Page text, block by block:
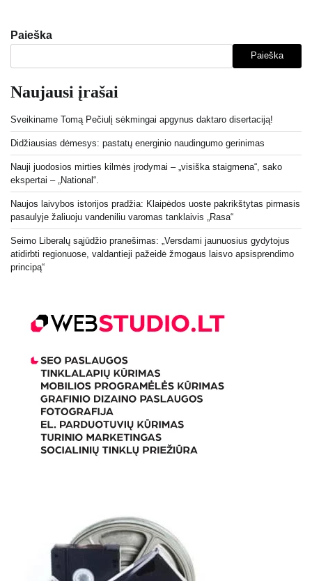
Paieška
Paieška
Naujausi įrašai
Sveikiname Tomą Pečiulį sėkmingai apgynus daktaro disertaciją!
Didžiausias dėmesys: pastatų energinio naudingumo gerinimas
Nauji juodosios mirties kilmės įrodymai – „visiška staigmena“, sako
ekspertai – „National“.
Naujos laivybos istorijos pradžia: Klaipėdos uoste pakrikštytas pirmasis
pasaulyje žaliuoju vandeniliu varomas tanklaivis „Rasa“
Seimo Liberalų sąjūdžio pranešimas: „Versdami jaunuosius gydytojus
atidirbti regionuose, valdantieji pažeidė žmogaus laisvo apsisprendimo
principą“